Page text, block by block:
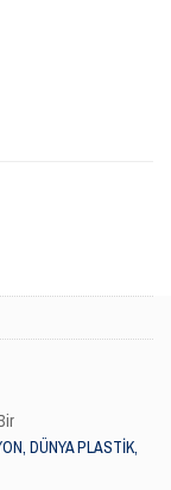
DÜNYA PLASTİK,